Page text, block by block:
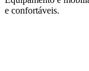
e confortáveis.